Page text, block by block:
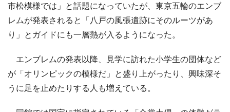
市松模様では」と話題になっていたが、東京五輪のエンブ
レムが発表されると「八戸の風張遺跡にそのルーツがあ
り」とガイドにも一層熱が入るようになった。
エンブレムの発表以降、見学に訪れた小学生の団体など
が「オリンピックの模様だ」と盛り上がったり、興味深そ
うに足を止めたりする人も増えている。